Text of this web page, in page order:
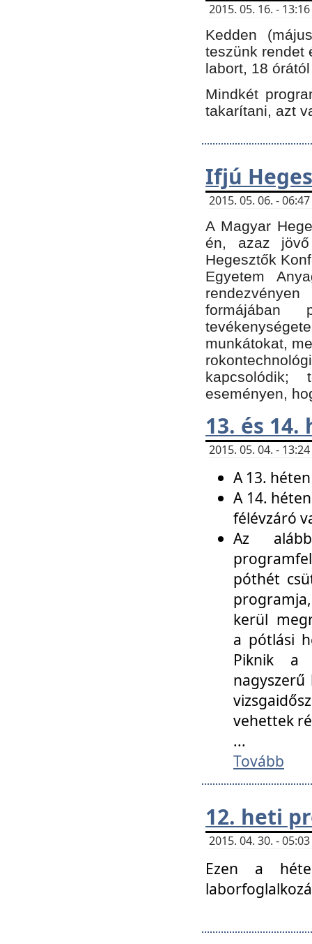
2015. 05. 16. -
Kedden
teszünk rendet
labort, 18
Mindkét
takarítani, azt
Ifjú
2015. 05. 06. -
A Magyar
én, azaz
Hegesztők
Egyetem
formájában
munkátokat,
eseményen,
13. és
2015. 05. 04. -
A 13.
A 14.
félévzáró
Az
póthét
kerül
a pótlási
Piknik a
vehettek
...
Tovább
12. heti
2015. 04. 30. -
Ezen a